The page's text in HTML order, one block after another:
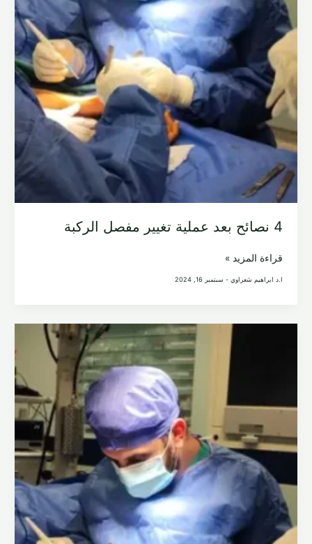
4 نصائح بعد عملية تغيير مفصل الركبة
4
نصائح
تغيير
قراءة المزيد »
ا.د ابراهيم شعراوي - سبتمبر 16, 2024